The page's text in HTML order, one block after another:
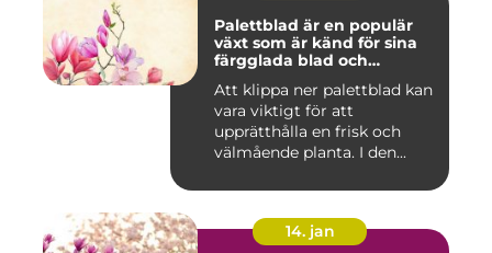
Palettblad är en populär
växt som är känd för sina
färgglada blad och
prydnadsväxt både
inomhus och utomhus
Att klippa ner palettblad kan
vara viktigt för att
upprätthålla en frisk och
välmående planta. I den...
14. jan